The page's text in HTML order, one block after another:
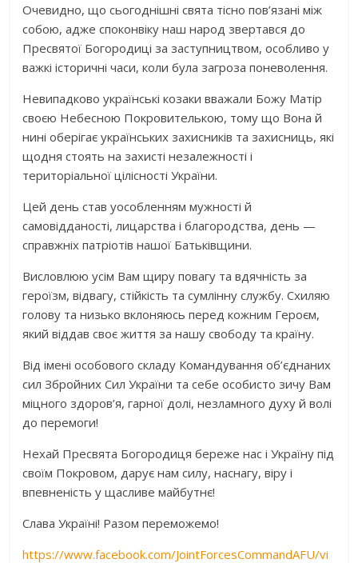
Очевидно, що сьогоднішні свята тісно пов’язані між
собою, адже споконвіку наш народ звертався до
Пресвятої Богородиці за заступництвом, особливо у
важкі історичні часи, коли була загроза поневолення.
Невипадково українські козаки вважали Божу Матір
своєю Небесною Покровителькою, тому що Вона й
нині оберігає українських захисників та захисниць, які
щодня стоять на захисті незалежності і
територіальної цілісності України.
Цей день став уособленням мужності й
самовідданості, лицарства і благородства, день —
справжніх патріотів нашої Батьківщини.
Висловлюю усім Вам щиру повагу та вдячність за
героїзм, відвагу, стійкість та сумлінну службу. Схиляю
голову та низько вклоняюсь перед кожним Героєм,
який віддав своє життя за нашу свободу та країну.
Від імені особового складу Командування об’єднаних
сил Збройних Сил України та себе особисто зичу Вам
міцного здоров’я, гарної долі, незламного духу й волі
до перемоги!
Нехай Пресвята Богородиця береже нас і Україну під
своїм Покровом, дарує нам силу, наснагу, віру і
впевненість у щасливе майбутнє!
Слава Україні! Разом переможемо!
https://www.facebook.com/JointForcesCommandAFU/vi